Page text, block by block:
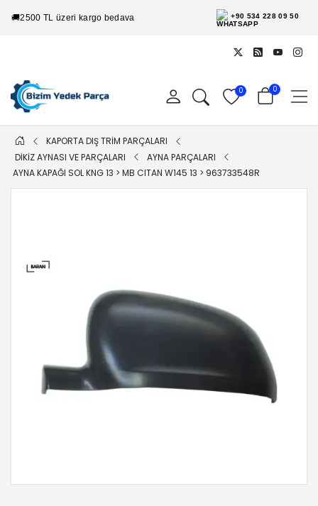
🚚2500 TL üzeri kargo bedava +90 534 228 09 50
0 0
KAPORTA DIŞ TRİM PARÇALARI
DİKİZ AYNASI VE PARÇALARI
AYNA PARÇALARI
AYNA KAPAĞI SOL KNG 13 > MB CITAN W145 13 > 963733548R